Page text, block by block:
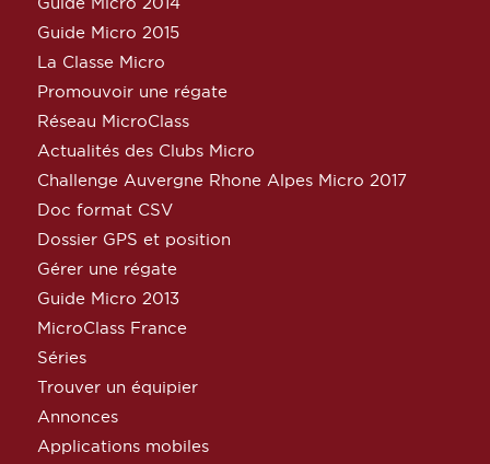
Guide Micro 2015
La Classe Micro
Promouvoir une régate
Réseau MicroClass
Actualités des Clubs Micro
Challenge Auvergne Rhone Alpes Micro 2017
Doc format CSV
Dossier GPS et position
Gérer une régate
Guide Micro 2013
MicroClass France
Séries
Trouver un équipier
Annonces
Applications mobiles